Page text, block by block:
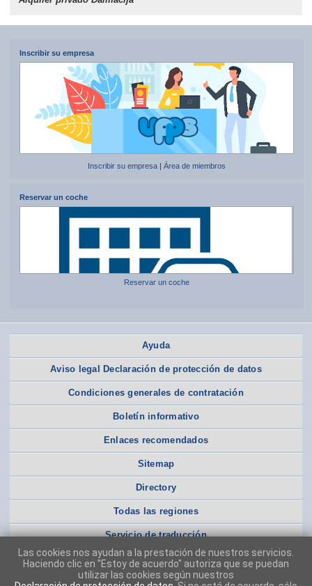
Inscribir su empresa
Inscribir su empresa| Área de miembros
Reservar un coche
Reservar un coche
Ayuda
Aviso legal Declaración de protección de datos
Condiciones generales de contratación
Boletín informativo
Enlaces recomendados
Sitemap
Directory
Todas las regiones
Servicio de traducción
Las cookies nos ayudan a la prestación de nuestros servicios.
Haciendo clic en "Estoy de acuerdo" autoriza que se puedan
utilizar las cookies según nuestros